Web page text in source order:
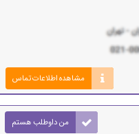
مشاهده اطلاعات تماس
من داوطلب هستم